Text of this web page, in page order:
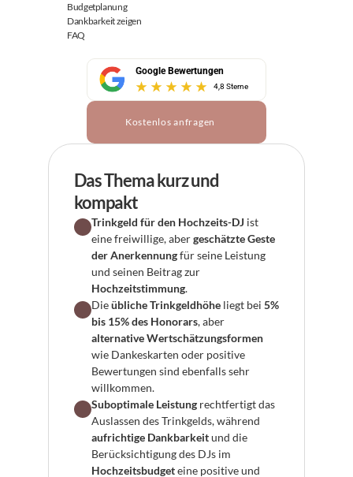
Budgetplanung
Dankbarkeit zeigen
FAQ
Google Bewertungen
4,8 Sterne
Kostenlos anfragen
Das Thema kurz und
kompakt
Trinkgeld für den Hochzeits-DJ ist
eine freiwillige, aber geschätzte Geste
der Anerkennung für seine Leistung
Hochzeitstimmung.
Die übliche Trinkgeldhöhe liegt bei 5%
bis 15% des Honorars
alternative Wertschätzungsformen
wie Dankeskarten oder positive
Bewertungen sind ebenfalls sehr
willkommen.
Suboptimale Leistung rechtfertigt das
aufrichtige Dankbarkeit und die
Hochzeitsbudget eine positive und